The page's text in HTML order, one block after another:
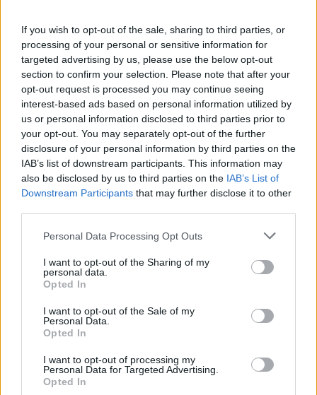
If you wish to opt-out of the sale, sharing to third parties, or
processing of your personal or sensitive information for
targeted advertising by us, please use the below opt-out
section to confirm your selection. Please note that after your
opt-out request is processed you may continue seeing
interest-based ads based on personal information utilized by
us or personal information disclosed to third parties prior to
your opt-out. You may separately opt-out of the further
disclosure of your personal information by third parties on the
IAB’s list of downstream participants. This information may
also be disclosed by us to third parties on the IAB’s List of
Downstream Participants that may further disclose it to other
Personal Data Processing Opt Outs
I want to opt-out of the Sharing of my
personal data.
Opted In
I want to opt-out of the Sale of my
Personal Data.
Opted In
I want to opt-out of processing my
Personal Data for Targeted Advertising.
Opted In
Os primeiros 100 clientes a dar o primeiro passo e que
avancem com a reserva online formalizando o contrato
escolher um de três pacotes de ofertas exclusivas online,
sendo eles: Pacote Tranquilidade: Contrato de
Escolha de acessórios e merchandising oficial Toyota
(voucher de 400€); Pacote Música: 2 cartões de 6 meses